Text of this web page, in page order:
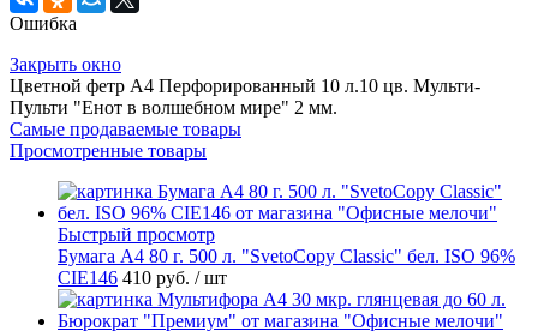
Ошибка
Закрыть окно
Цветной фетр А4 Перфорированный 10 л.10 цв. Мульти-
Пульти "Енот в волшебном мире" 2 мм.
Самые продаваемые товары
Просмотренные товары
Быстрый просмотр
Бумага А4 80 г. 500 л. "SvetoCopy Classic" бел. ISO 96%
CIE146 410 руб. / шт